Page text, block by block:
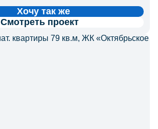
Хочу так же
Смотреть проект